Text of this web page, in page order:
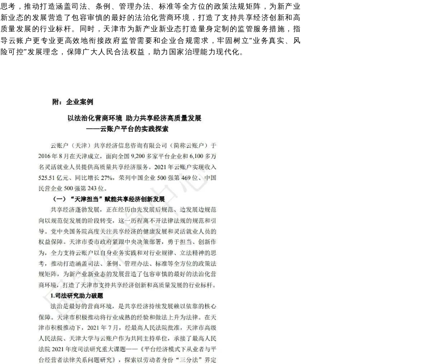
思考，推动打造涵盖司法、条例、管理办法、标准等全方位的政策法规矩阵，为新产业
新业态的发展营造了包容审慎的最好的法治化营商环境，打造了支持共享经济创新和高
质量发展的行业标杆。同时，天津市为新产业新业态打造量身定制的监管服务措施，指
导云账户更专业更高效地衔接政府监管需要和企业合规需求，牢固树立“业务真实、风
险可控”发展理念，保障广大人民合法权益，助力国家治理能力现代化。